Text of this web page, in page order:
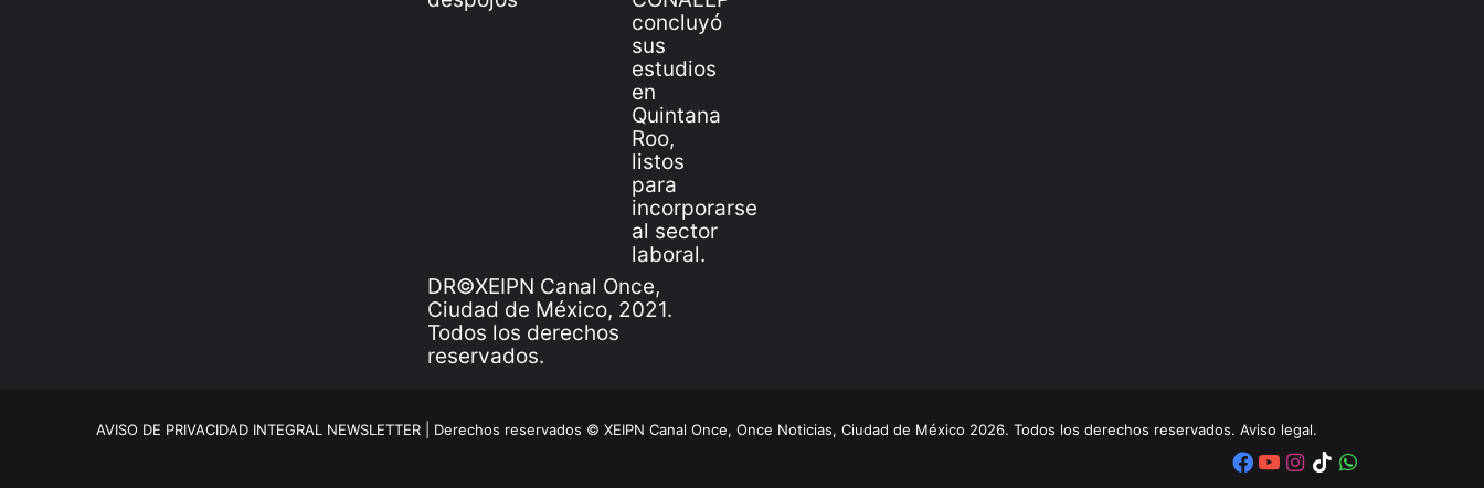
DR©XEIPN Canal Once,
Ciudad de México, 2021.
Todos los derechos
reservados.
AVISO DE PRIVACIDAD INTEGRAL NEWSLETTER | Derechos reservados © XEIPN Canal Once, Once Noticias, Ciudad de México 2026. Todos los derechos reservados. Aviso legal.
Facebook
YouTube
Instagram
TikTok